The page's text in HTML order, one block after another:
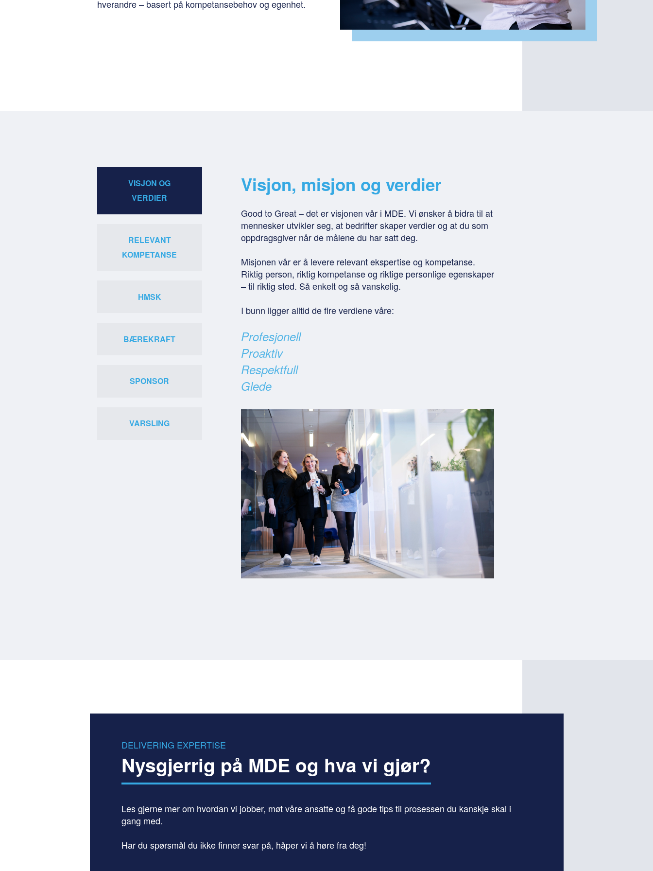
hverandre – basert på kompetansebehov og egenhet.
VISJON OG
VERDIER
RELEVANT
KOMPETANSE
HMSK
BÆREKRAFT
SPONSOR
VARSLING
Visjon, misjon og verdier
Good to Great – det er visjonen vår i MDE. Vi ønsker å bidra til at
mennesker utvikler seg, at bedrifter skaper verdier og at du som
oppdragsgiver når de målene du har satt deg.
Misjonen vår er å levere relevant ekspertise og kompetanse.
Riktig person, riktig kompetanse og riktige personlige egenskaper
– til riktig sted. Så enkelt og så vanskelig.
I bunn ligger alltid de fire verdiene våre:
Profesjonell
Proaktiv
Respektfull
Glede
DELIVERING EXPERTISE
Nysgjerrig på MDE og hva vi gjør?
Les gjerne mer om hvordan vi jobber, møt våre ansatte og få gode tips til prosessen du kanskje skal i
gang med.
Har du spørsmål du ikke finner svar på, håper vi å høre fra deg!